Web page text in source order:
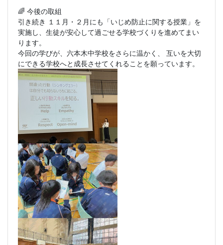
🌈 今後の取組
引き続き １１月・２月にも「いじめ防止に関する授業」を
実施し、生徒が安心して過ごせる学校づくりを進めてまい
ります。
今回の学びが、六本木中学校をさらに温かく、 互いを大切
にできる学校へと成長させてくれることを願っています。